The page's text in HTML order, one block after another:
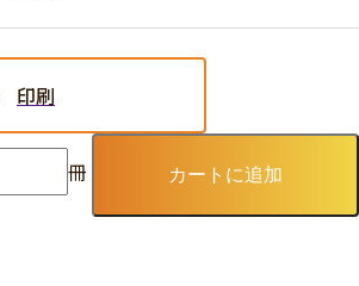
印刷
冊 カートに追加